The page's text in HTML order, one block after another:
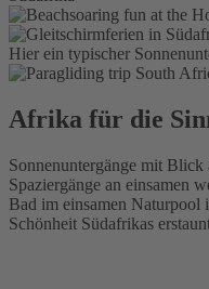
Afrika für die
Sonnenuntergänge mit Blick
Spaziergänge an einsamen
Bad im einsamen Naturpool
Schönheit Südafrikas